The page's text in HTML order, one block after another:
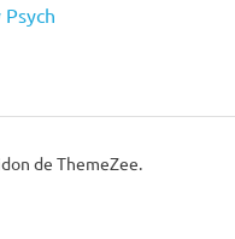
de ThemeZee.